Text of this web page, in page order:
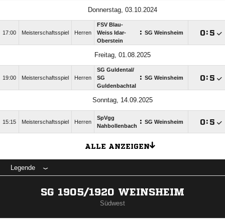
Donnerstag, 03.10.2024
17:00 Meisterschaftsspiel Herren
FSV Blau-
Weiss Idar-
Oberstein
: SG Weinsheim : 
Freitag, 01.08.2025
19:00 Meisterschaftsspiel Herren
SG Guldental/​
SG
Guldenbachtal
: SG Weinsheim : 
Sonntag, 14.09.2025
15:15 Meisterschaftsspiel Herren
SpVgg
Nahbollenbach : SG Weinsheim : 
ALLE ANZEIGEN
Legende
SG 1905/1920 WEINSHEIM
Südwest